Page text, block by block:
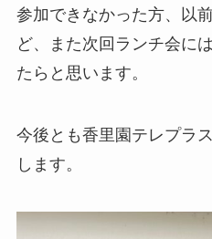
参加できなかった方、以
ど、また次回ランチ会に
たらと思います。
今後とも香里園テレプラ
します。